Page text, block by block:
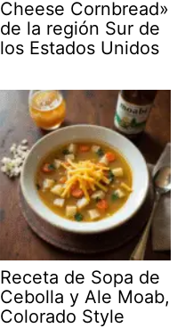
Cheese Cornbread»
de la región Sur de
los Estados Unidos
Receta de Sopa de
Cebolla y Ale Moab,
Colorado Style